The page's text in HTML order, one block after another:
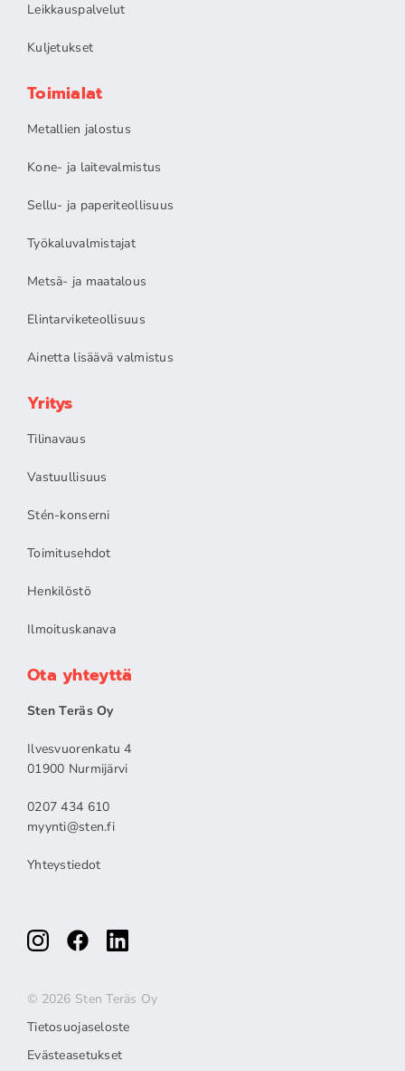
Leikkauspalvelut
Kuljetukset
Toimialat
Metallien jalostus
Kone- ja laitevalmistus
Sellu- ja paperiteollisuus
Työkaluvalmistajat
Metsä- ja maatalous
Elintarviketeollisuus
Ainetta lisäävä valmistus
Yritys
Tilinavaus
Vastuullisuus
Stén-konserni
Toimitusehdot
Henkilöstö
Ilmoituskanava
Ota yhteyttä
Sten Teräs Oy
Ilvesvuorenkatu 4
01900 Nurmijärvi
0207 434 610
myynti@sten.fi
Yhteystiedot
© 2026 Sten Teräs Oy
Tietosuojaseloste
Evästeasetukset